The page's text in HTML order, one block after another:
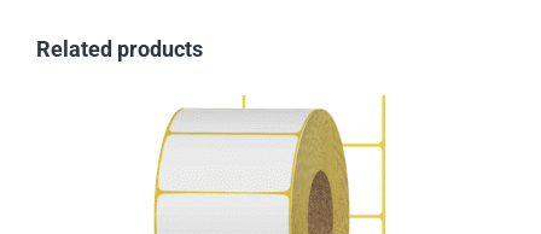
Related products